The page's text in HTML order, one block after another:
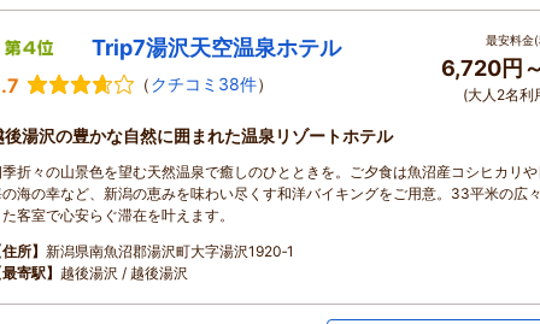
Trip7湯沢天空温泉ホテル
（クチコミ38件）
最安料金
6,720円～
(大人2名利
後湯沢の豊かな自然に囲まれた温泉リゾートホテル
折々の山景色を望む天然温泉で癒しのひとときを。ご夕食は魚沼産コシヒカリ
海の幸など、新潟の恵みを味わい尽くす和洋バイキングをご用意。33平米の広
客室で心安らぐ滞在を叶えます。
所】 新潟県南魚沼郡湯沢町大字湯沢1920‐1
寄駅】 越後湯沢 / 越後湯沢